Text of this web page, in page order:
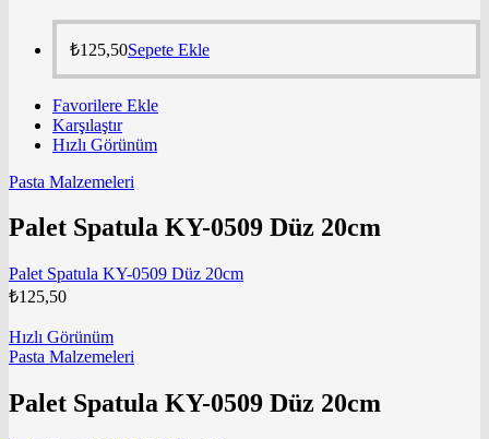
₺125,50Sepete Ekle
Favorilere Ekle
Karşılaştır
Hızlı Görünüm
Pasta Malzemeleri
Palet Spatula KY-0509 Düz 20cm
Palet Spatula KY-0509 Düz 20cm
₺125,50
Hızlı Görünüm
Pasta Malzemeleri
Palet Spatula KY-0509 Düz 20cm